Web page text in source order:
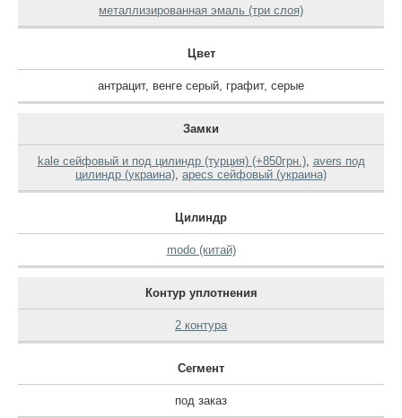
металлизированная эмаль (три слоя)
Цвет
антрацит, венге серый графит, серые
Замки
kale сейфовый и под цилиндр (турция) (+850грн.), avers под
цилиндр (украина) apecs сейфовый (украина)
Цилиндр
modo (китай)
Контур уплотнения
2 контура
Сегмент
под заказ